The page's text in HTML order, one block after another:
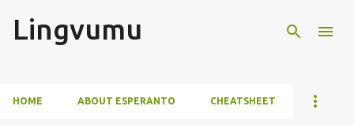
Lingvumu
HOME ABOUT ESPERANTO CHEATSHEET